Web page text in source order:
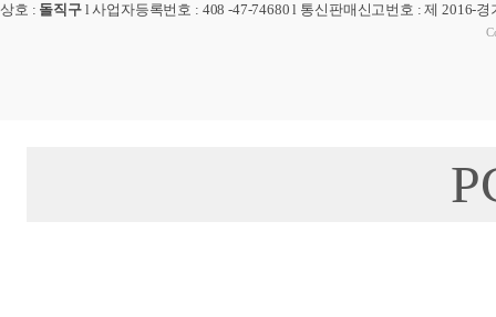
상호 : 돌직구 l사업자등록번호 : 408 -47-74680 l 통신판매신고번호 : 제 2016-